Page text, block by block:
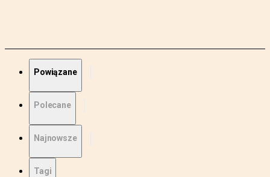
Powiązane
Polecane
Najnowsze
Tagi